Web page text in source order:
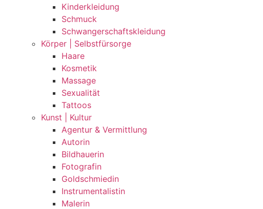
Kinderkleidung
Schmuck
Schwangerschaftskleidung
Körper | Selbstfürsorge
Haare
Kosmetik
Massage
Sexualität
Tattoos
Kunst | Kultur
Agentur & Vermittlung
Autorin
Bildhauerin
Fotografin
Goldschmiedin
Instrumentalistin
Malerin